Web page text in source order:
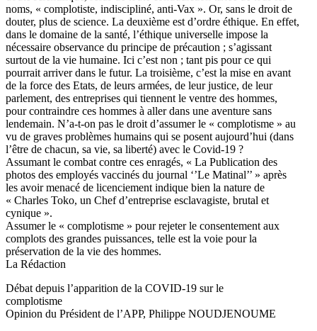
noms, « complotiste, indiscipliné, anti-Vax ». Or, sans le droit de
douter, plus de science. La deuxième est d’ordre éthique. En effet,
dans le domaine de la santé, l’éthique universelle impose la
nécessaire observance du principe de précaution ; s’agissant
surtout de la vie humaine. Ici c’est non ; tant pis pour ce qui
pourrait arriver dans le futur. La troisième, c’est la mise en avant
de la force des Etats, de leurs armées, de leur justice, de leur
parlement, des entreprises qui tiennent le ventre des hommes,
pour contraindre ces hommes à aller dans une aventure sans
lendemain. N’a-t-on pas le droit d’assumer le « complotisme » au
vu de graves problèmes humains qui se posent aujourd’hui (dans
l’être de chacun, sa vie, sa liberté) avec le Covid-19 ?
Assumant le combat contre ces enragés, « La Publication des
photos des employés vaccinés du journal ‘’Le Matinal’’ » après
les avoir menacé de licenciement indique bien la nature de
« Charles Toko, un Chef d’entreprise esclavagiste, brutal et
cynique ».
Assumer le « complotisme » pour rejeter le consentement aux
complots des grandes puissances, telle est la voie pour la
préservation de la vie des hommes.
La Rédaction
Débat depuis l’apparition de la COVID-19 sur le
complotisme
Opinion du Président de l’APP, Philippe NOUDJENOUME